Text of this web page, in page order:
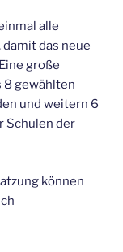
alle
das neue
große
8 gewählten
und weitern 6
Schulen der
können